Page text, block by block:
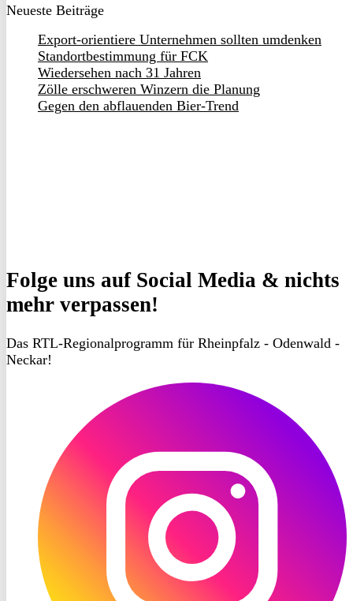
Neueste Beiträge
Export-orientiere Unternehmen sollten umdenken
Standortbestimmung für FCK
Wiedersehen nach 31 Jahren
Zölle erschweren Winzern die Planung
Gegen den abflauenden Bier-Trend
Folge uns auf Social Media & nichts
mehr verpassen!
Das RTL-Regionalprogramm für Rheinpfalz - Odenwald -
Neckar!
Instagram